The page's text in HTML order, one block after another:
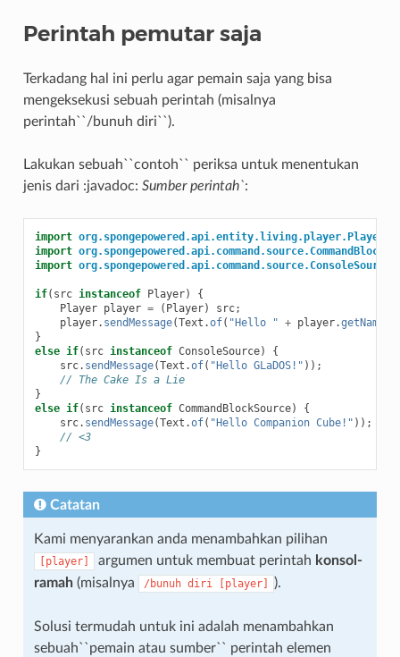
Perintah pemutar saja
Terkadang hal ini perlu agar pemain saja yang bisa
mengeksekusi sebuah perintah (misalnya
perintah``/bunuh diri``).
Lakukan sebuah``contoh`` periksa untuk menentukan
jenis dari :javadoc: Sumber perintah`:
import org.spongepowered.api.entity.living.player.Player
import
import org.spongepowered.api.command.source.ConsoleSource
if( src instanceof Player)
{
Player player = ( Player) src;
player. sendMessage(Text .of( "Hello " + player.getName
}
else if( src instanceof ConsoleSource)
{
src. sendMessage(Text .of( "Hello GLaDOS!" ));
// The Cake Is a Lie
}
else if( src instanceof CommandBlockSource)
{
src. sendMessage(Text .of( "Hello Companion Cube!" ));
// <3
}
Catatan
Kami menyarankan anda menambahkan pilihan
[player] argumen untuk membuat perintah konsol-
ramah(misalnya /bunuh diri [player] ).
Solusi termudah untuk ini adalah menambahkan
sebuah``pemain atau sumber`` perintah elemen